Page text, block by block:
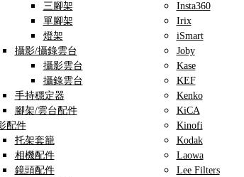
三腳架
單腳架
燈架
攝影/攝錄雲台
攝影雲台
攝錄雲台
手持穩定器
腳架/雲台配件
配件
托架套籠
相機配件
鏡頭配件
Insta360
Irix
iSmart
Joby
Kase
KEF
Kenko
KiCA
Kinofi
Kodak
Laowa
Lee Filters